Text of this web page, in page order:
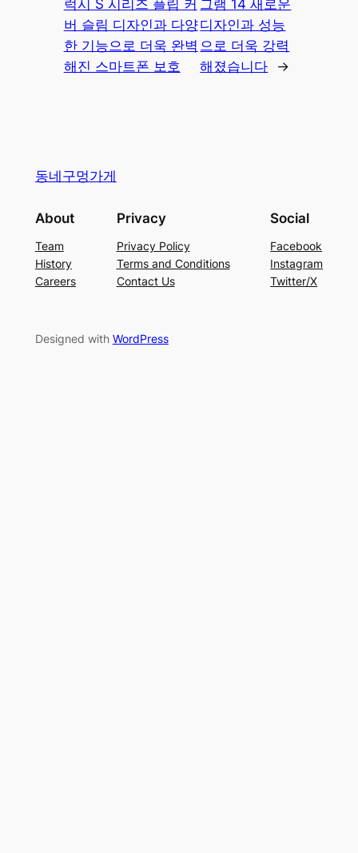
럭시 S 시리즈 플립 커
버 슬림 디자인과 다양
한 기능으로 더욱 완벽
해진 스마트폰 보호
그램 14 새로운
디자인과 성능
으로 더욱 강력
해졌습니다
→
동네구멍가게
About
Team
History
Careers
Privacy
Privacy Policy
Terms and Conditions
Contact Us
Social
Facebook
Instagram
Twitter/X
Designed with WordPress